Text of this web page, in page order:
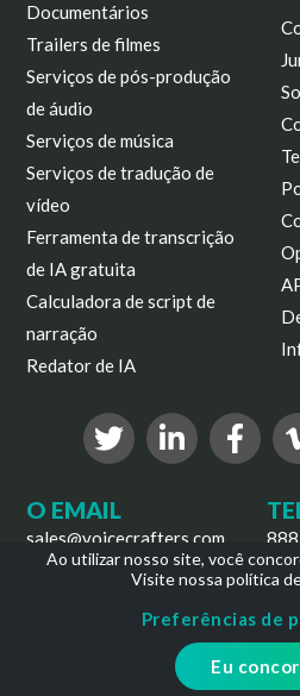
Ao utilizar nosso site, você
Visite nossa política
Preferências de
Eu
Documentários
Trailers de filmes
Serviços de pós-produção
de áudio
Serviços de música
Serviços de tradução de
vídeo
Ferramenta de transcrição
de IA gratuita
Calculadora de script de
narração
Redator de IA
O EMAIL
sales@voicecrafters.com
ENDEREÇO
8 The Green, Suite 4000
Dover, Delaware 19901